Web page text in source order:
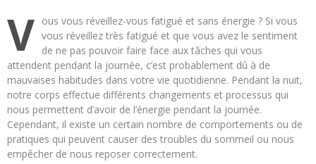
V ous vous réveillez-vous fatigué et sans énergie ? Si vous
vous réveillez très fatigué et que vous avez le sentiment
de ne pas pouvoir faire face aux tâches qui vous
attendent pendant la journée, c’est probablement dû à de
mauvaises habitudes dans votre vie quotidienne. Pendant la nuit,
notre corps effectue différents changements et processus qui
nous permettent d’avoir de l’énergie pendant la journée.
Cependant, il existe un certain nombre de comportements ou de
pratiques qui peuvent causer des troubles du sommeil ou nous
empêcher de nous reposer correctement.